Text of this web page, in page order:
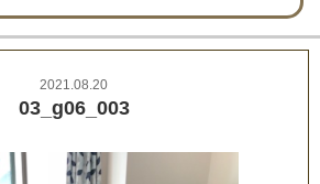
2021.08.20
03_g06_003